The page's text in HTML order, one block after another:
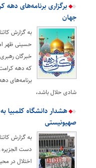
جهان
به گزارش
حسینی ظهر
خبرگان
که دهه
برنامه‌های
شادی حلال باشد،
هشدار دانشگاه کلمبیا
صهیونیستی
به گزارش
دست الجزیره
اختلال در